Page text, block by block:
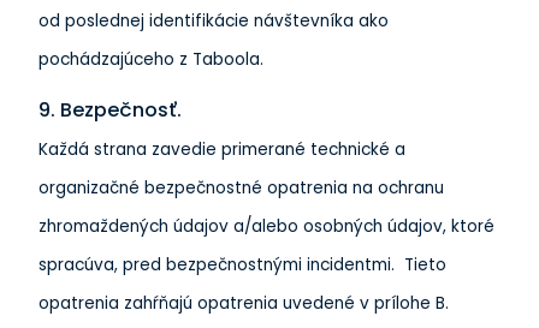
od poslednej identifikácie návštevníka ako
pochádzajúceho z Taboola.
9. Bezpečnosť.
Každá strana zavedie primerané technické a
organizačné bezpečnostné opatrenia na ochranu
zhromaždených údajov a/alebo osobných údajov, ktoré
spracúva, pred bezpečnostnými incidentmi. Tieto
opatrenia zahŕňajú opatrenia uvedené v prílohe B.